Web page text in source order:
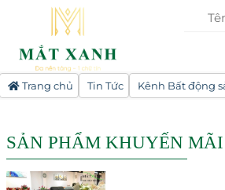
Trang chủ Tin Tức Kênh Bất động
SẢN PHẨM KHUYẾN MÃI